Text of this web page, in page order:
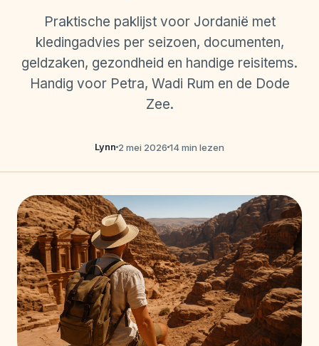
Praktische paklijst voor Jordanië met
kledingadvies per seizoen, documenten,
geldzaken, gezondheid en handige reisitems.
Handig voor Petra, Wadi Rum en de Dode
Zee.
Lynn 2 mei 2026 14 min lezen